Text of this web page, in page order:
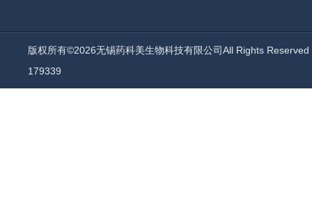
版权所有©2026无锡药科美生物科技有限公司All Rights
179339